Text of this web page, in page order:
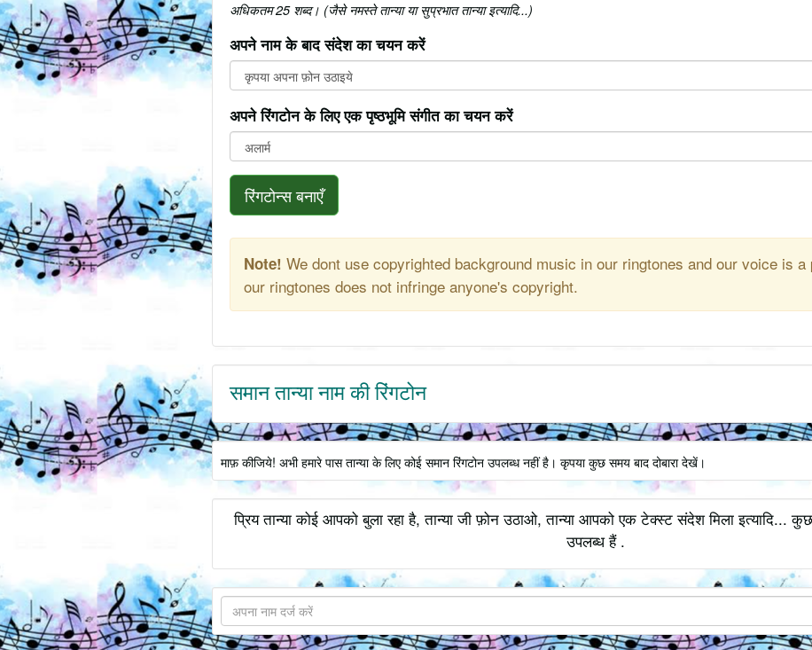
अधिकतम 25 शब्द। (जैसे नमस्ते तान्या या सुप्रभात तान्या इत्यादि...)
अपने नाम के बाद संदेश का चयन करें
अपने रिंगटोन के लिए एक पृष्ठभूमि संगीत का चयन करें
रिंगटोन्स बनाएँ
Note! We dont use copyrighted background music in our ringtones and our voice is a
our ringtones does not infringe anyone's copyright.
समान तान्या नाम की रिंगटोन
माफ़ कीजिये! अभी हमारे पास तान्या के लिए कोई समान रिंगटोन उपलब्ध नहीं है। कृपया कुछ समय बाद दोबारा देखें।
प्रिय तान्या कोई आपको बुला रहा है, तान्या जी फ़ोन उठाओ, तान्या आपको एक टेक्स्ट संदेश मिला इत्यादि...
उपलब्ध हैं .